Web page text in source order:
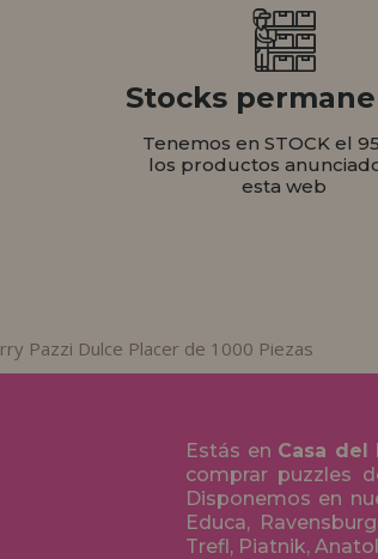
Stocks
Tenemos en STOCK el
los productos
esta web
Pazzi Dulce Placer de 1000 Piezas
Estás en Casa del
comprar puzzles
Disponemos en
Educa,
Trefl, Piatnik,